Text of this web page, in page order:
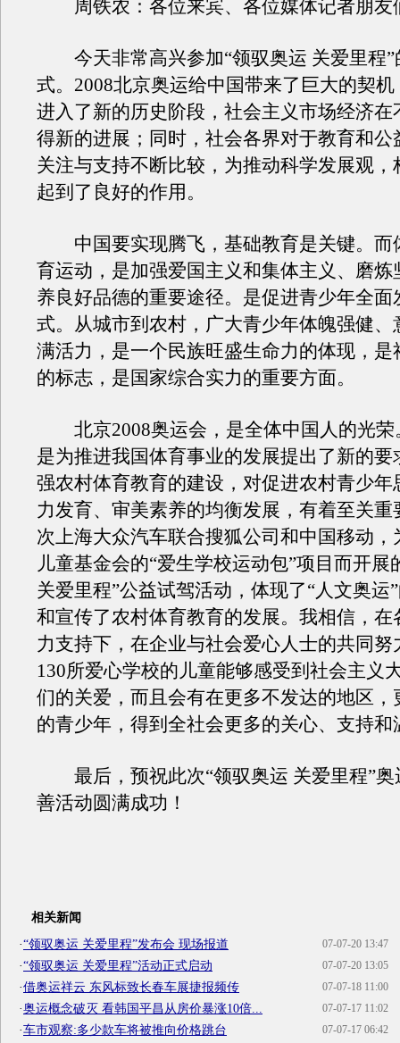
周铁农：各位来宾、各位媒体记者朋友
今天非常高兴参加“领驭奥运 关爱里程”
式。2008北京奥运给中国带来了巨大的契
进入了新的历史阶段，社会主义市场经济在
得新的进展；同时，社会各界对于教育和公
关注与支持不断比较，为推动科学发展观，
起到了良好的作用。
中国要实现腾飞，基础教育是关键。而
育运动，是加强爱国主义和集体主义、磨炼
养良好品德的重要途径。是促进青少年全面
式。从城市到农村，广大青少年体魄强健、
满活力，是一个民族旺盛生命力的体现，是
的标志，是国家综合实力的重要方面。
北京2008奥运会，是全体中国人的光荣
是为推进我国体育事业的发展提出了新的要
强农村体育教育的建设，对促进农村青少年
力发育、审美素养的均衡发展，有着至关重
次上海大众汽车联合搜狐公司和中国移动，
儿童基金会的“爱生学校运动包”项目而开展
关爱里程”公益试驾活动，体现了“人文奥运
和宣传了农村体育教育的发展。我相信，在
力支持下，在企业与社会爱心人士的共同努
130所爱心学校的儿童能够感受到社会主义
们的关爱，而且会有在更多不发达的地区，
的青少年，得到全社会更多的关心、支持和
最后，预祝此次“领驭奥运 关爱里程”奥
善活动圆满成功！
相关新闻
07-07-20 13:47
·“领驭奥运 关爱里程”发布会 现场报道
07-07-20 13:05
·“领驭奥运 关爱里程”活动正式启动
07-07-18 11:00
·借奥运祥云 东风标致长春车展捷报频传
07-07-17 11:02
·奥运概念破灭 看韩国平昌从房价暴涨10倍...
07-07-17 06:42
·车市观察:多少款车将被推向价格跳台